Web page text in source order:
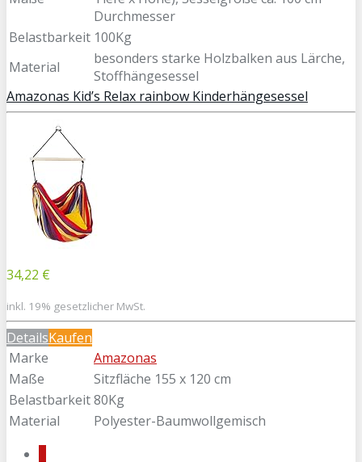
Durchmesser
Belastbarkeit 100Kg
Material
besonders starke Holzbalken aus Lärche,
Stoffhängesessel
Amazonas Kid’s Relax rainbow Kinderhängesessel
34,22 €
inkl. 19% gesetzlicher MwSt.
DetailsKaufen
Marke
Amazonas
Maße
Sitzfläche 155 x 120 cm
Belastbarkeit80Kg
Material
Polyester-Baumwollgemisch